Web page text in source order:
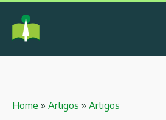
Home » Artigos » Artigos